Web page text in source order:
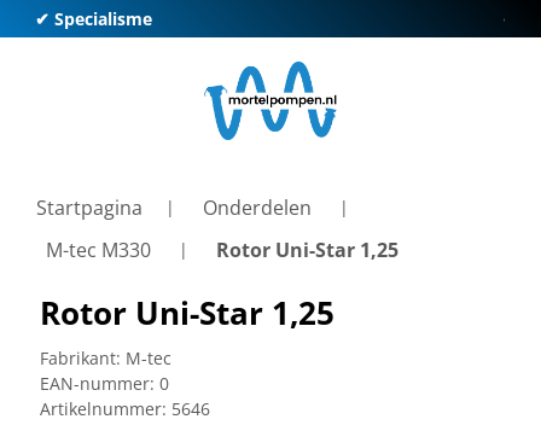
✔ Specialisme ✔
Startpagina
Onderdelen
M-tec M330
Rotor Uni-Star 1,25
Rotor Uni-Star 1,25
Fabrikant: M-tec
EAN-nummer: 0
Artikelnummer: 5646